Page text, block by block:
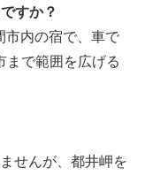
すか？
市内の宿で、車で
まで範囲を広げる
せんが、都井岬を